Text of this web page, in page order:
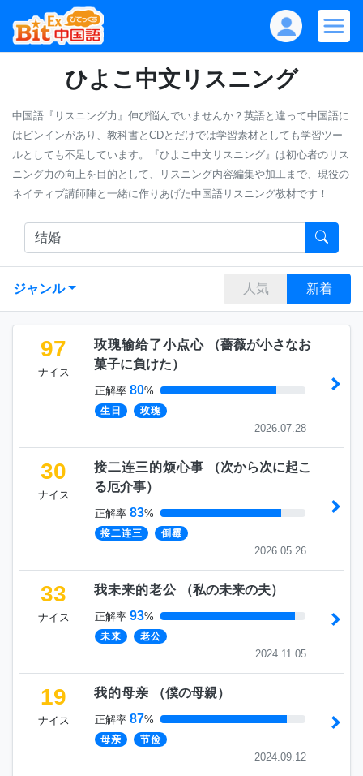
ひよこ中文リスニング
中国語『リスニング力』伸び悩んでいませんか？英語と違って中国語に
はピンインがあり、教科書とCDとだけでは学習素材としても学習ツー
ルとしても不足しています。『ひよこ中文リスニング』は初心者のリス
ニング力の向上を目的として、リスニング内容編集や加工まで、現役の
ネイティブ講師陣と一緒に作りあげた中国語リスニング教材です！
ジャンル 人気 新着
97
ナイス
玫瑰输给了小点心 （薔薇が小さなお
菓子に負けた）
正解率 80%
生日 玫瑰
2026.07.28
30
ナイス
接二连三的烦心事 （次から次に起こ
る厄介事）
正解率 83%
接二连三 倒霉
2026.05.26
33
ナイス
我未来的老公 （私の未来の夫）
正解率 93%
未来 老公
2024.11.05
19
ナイス
我的母亲 （僕の母親）
正解率 87%
母亲 节俭
2024.09.12